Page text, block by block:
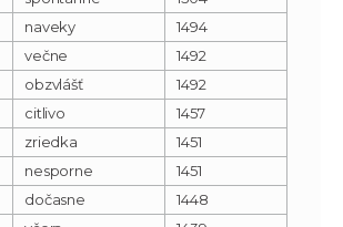
naveky
1494
večne
1492
obzvlášť
1492
citlivo
1457
zriedka
1451
nesporne
1451
dočasne
1448